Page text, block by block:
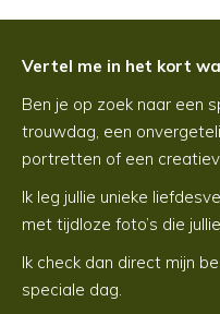
Vertel me in het kort
Ben je op zoek naar een
trouwdag, een
portretten of een
Ik leg jullie unieke
met tijdloze foto’s die
Ik check dan direct mijn
speciale dag.